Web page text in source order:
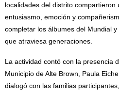
localidades del distrito compartieron
entusiasmo, emoción y
completar los álbumes del Mundial
que atraviesa generaciones.
La actividad contó con la presencia
Municipio de Alte Brown, Paula
dialogó con las familias